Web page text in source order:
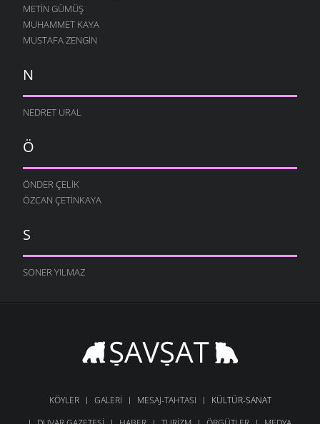
METIN GÜMÜŞ
MUHAMMET KAYA
MUSTAFA ZENGIN
N
NEDRET URAL
Ö
ÖNDER ÇELIK
ÖZCAN ÇETINKAYA
S
SONER YILMAZ
KÖYLER GALERI MESAJ-TAHTASI
KÜLTÜR-SANAT